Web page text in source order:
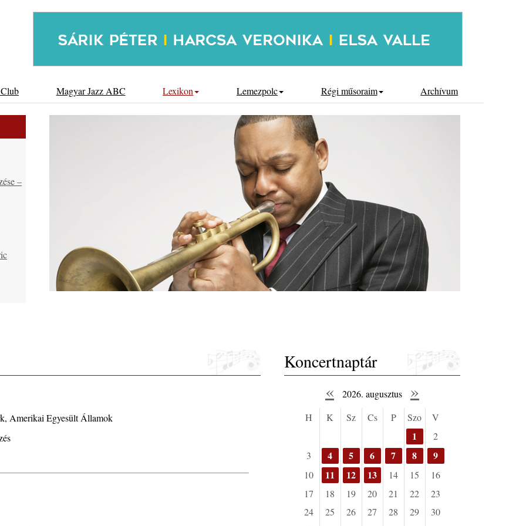
Magyar Jazz ABC Lexikon Lemezpolc Régi műsoraim Archívum
–
40
Amerikai Egyesült Államok
Koncertnaptár
« 2026. augusztus »
H K Sz Cs P Szo V
1
2
3
4 5 6 7 8 9
10 11 12 13 14 15
16
17
18 19 20 21 22
23
24
25 26 27 28 29
30